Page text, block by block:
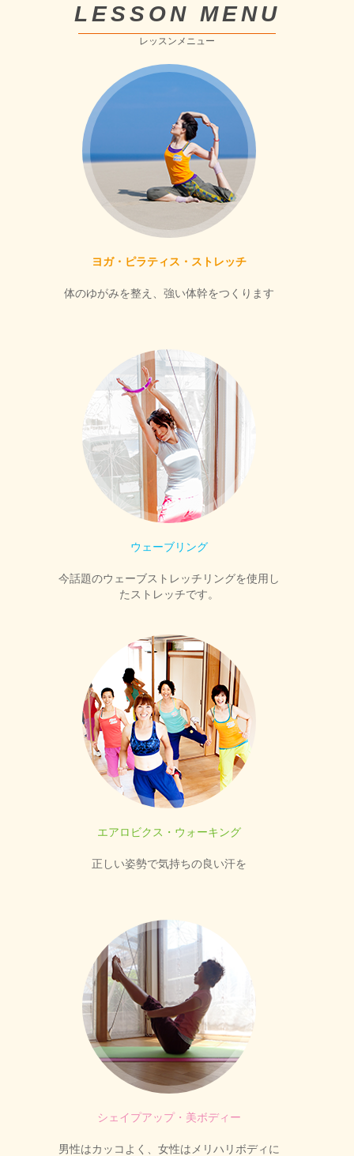
LESSON MENU
レッスンメニュー
ヨガ・ピラティス・ストレッチ
体のゆがみを整え、強い体幹をつくります
ウェーブリング
今話題のウェーブストレッチリングを使用し
たストレッチです。
エアロビクス・ウォーキング
正しい姿勢で気持ちの良い汗を
シェイプアップ・美ボディー
男性はカッコよく、女性はメリハリボディに